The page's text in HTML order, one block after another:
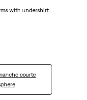
with undershirt.
courte